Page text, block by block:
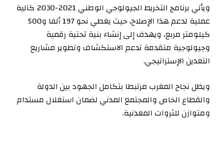
ويأتي برنامج التخريط الجيولوجي الوطني 2021-2030 كآلية
عملية لدعم هذا الإصلاح، حيث يغطي نحو 197 ألفا و500
كيلومتر مربع، ويهدف إلى إنشاء بنية تحتية رقمية
وجيولوجية متقدمة تدعم الاستكشاف وتطوير مشاريع
التعدين الإستراتيجي.
ويظل نجاح المغرب مرتبطا بتكامل الجهود بين الدولة
والقطاع الخاص والمجتمع المدني لضمان استغلال مستدام
ومتوازن للثروات المعدنية.